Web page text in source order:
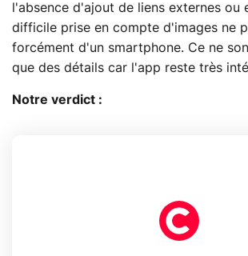
l'absence d'ajout de liens externes ou
difficile prise en compte d'images ne
forcément d'un smartphone. Ce ne
que des détails car l'app reste très
Notre verdict :